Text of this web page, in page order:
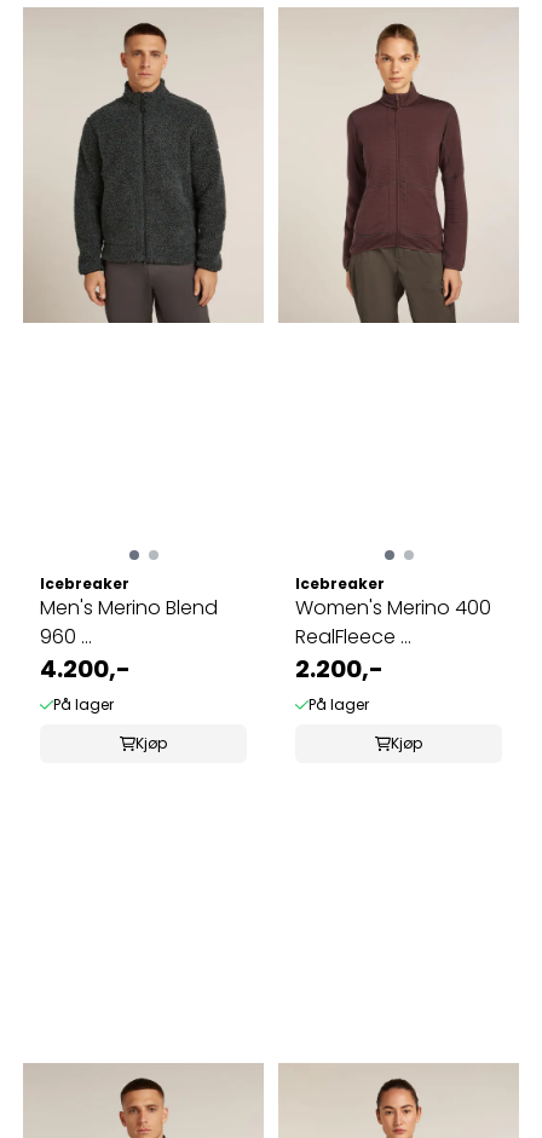
Icebreaker
Men's Merino Blend
960 ...
4.200,-
På lager
Kjøp
Icebreaker
Women's Merino 400
RealFleece ...
2.200,-
På lager
Kjøp